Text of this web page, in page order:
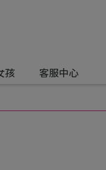
孩 客服中心